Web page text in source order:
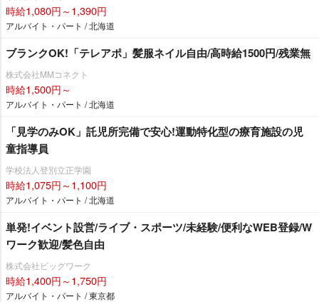
時給1,080円～1,390円
アルバイト・パート / 北海道
ブランクOK!「テレアポ」髪服ネイル自由/高時給1500円/残業無
株式会社MMコネクト
時給1,500円～
アルバイト・パート / 北海道
「見学のみOK」託児所完備で安心!運動特化型の療育施設の児
童指導員
学校法人登別立正学園
時給1,075円～1,100円
アルバイト・パート / 北海道
単発!イベント設営/ライブ・スポーツ/未経験/便利なWEB登録/W
ワーク歓迎/髪色自由
株式会社ビッグワーク
時給1,400円～1,750円
アルバイト・パート / 東京都